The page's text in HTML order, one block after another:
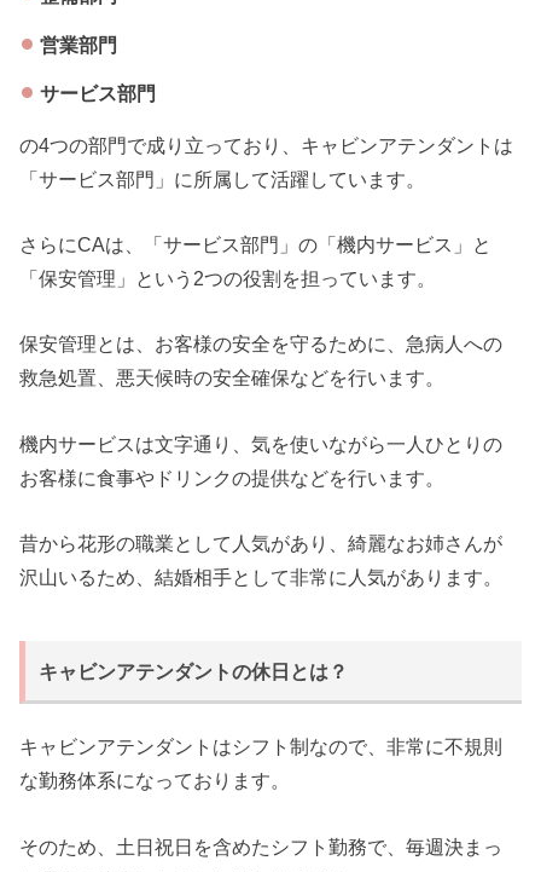
営業部門
サービス部門
の4つの部門で成り立っており、キャビンアテンダントは
「サービス部門」に所属して活躍しています。
さらにCAは、「サービス部門」の「機内サービス」と
「保安管理」という2つの役割を担っています。
保安管理とは、お客様の安全を守るために、急病人への
救急処置、悪天候時の安全確保などを行います。
機内サービスは文字通り、気を使いながら一人ひとりの
お客様に食事やドリンクの提供などを行います。
昔から花形の職業として人気があり、綺麗なお姉さんが
沢山いるため、結婚相手として非常に人気があります。
キャビンアテンダントの休日とは？
キャビンアテンダントはシフト制なので、非常に不規則
な勤務体系になっております。
そのため、土日祝日を含めたシフト勤務で、毎週決まっ